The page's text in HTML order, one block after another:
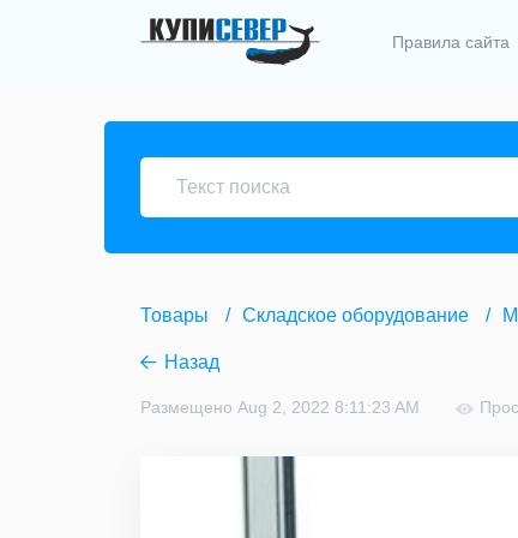
Правила сайта
Товары Складское оборудование
Назад
Размещено Aug 2, 2022 8:11:23 AM